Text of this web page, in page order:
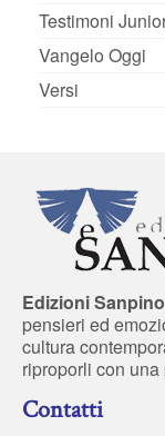
Testimoni
Vangelo Oggi
Versi
Edizioni
pensieri ed
cultura
riproporli con
Contatti